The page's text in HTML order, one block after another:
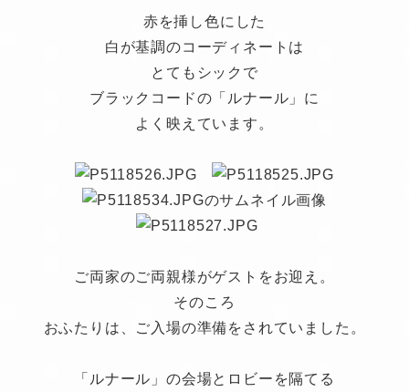
赤を挿し色にした
白が基調のコーディネートは
とてもシックで
ブラックコードの「ルナール」に
よく映えています。
ご両家のご両親様がゲストをお迎え。
そのころ
おふたりは、ご入場の準備をされていました。
「ルナール」の会場とロビーを隔てる